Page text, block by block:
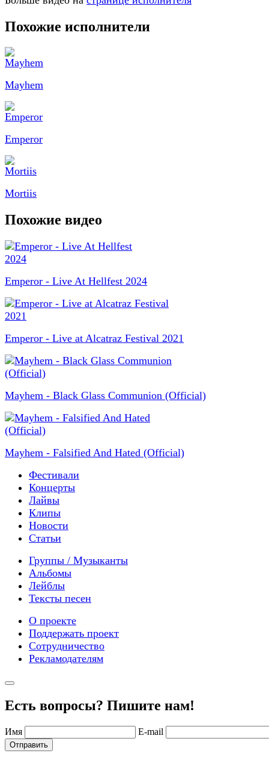
Похожие исполнители
Mayhem
Emperor
Mortiis
Похожие видео
Emperor - Live At Hellfest 2024
Emperor - Live at Alcatraz Festival 2021
Mayhem - Black Glass Communion (Official)
Mayhem - Falsified And Hated (Official)
Фестивали
Концерты
Лайвы
Клипы
Новости
Статьи
Группы / Музыканты
Альбомы
Лейблы
Тексты песен
О проекте
Поддержать проект
Сотрудничество
Рекламодателям
Есть вопросы? Пишите нам!
Имя E-mail